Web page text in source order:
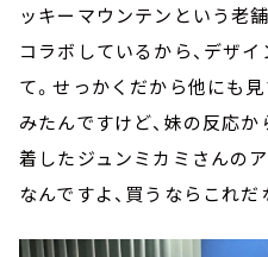
ッキーマウンテンという老
コラボしているから、デザ
て。せっかくだから他にも
みたんですけど、妹の反応
着したジュンミカミさんの
なんですよ、買うならこれだ